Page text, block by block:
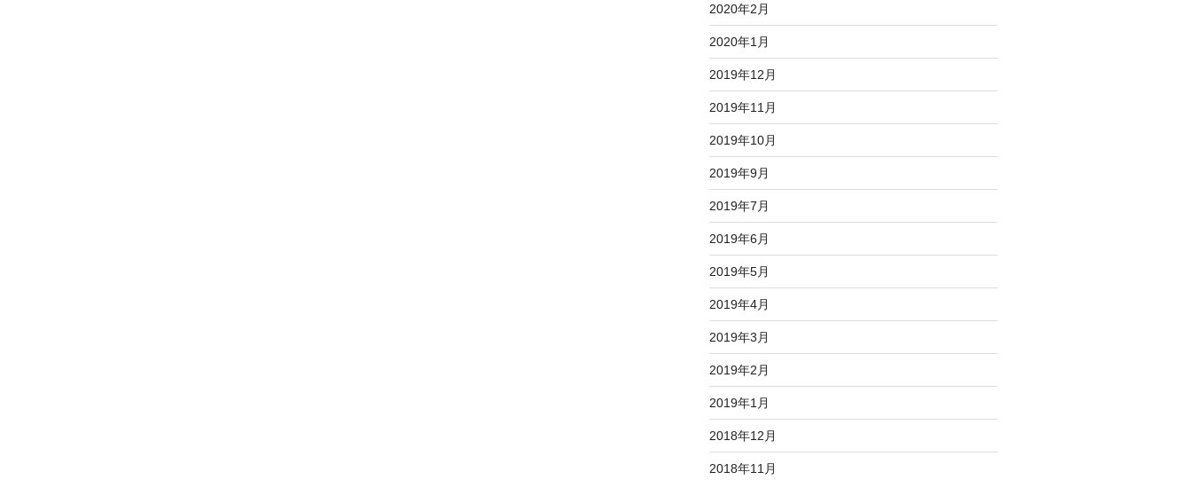
2020年2月
2020年1月
2019年12月
2019年11月
2019年10月
2019年9月
2019年7月
2019年6月
2019年5月
2019年4月
2019年3月
2019年2月
2019年1月
2018年12月
2018年11月